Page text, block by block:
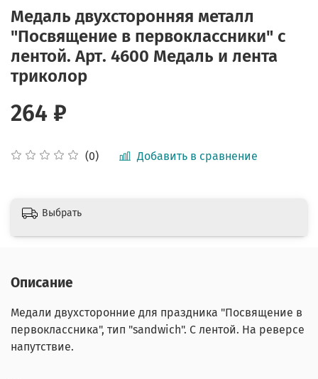
Медаль двухсторонняя металл
"Посвящение в первоклассники" с
лентой. Арт. 4600 Медаль и лента
триколор
(0) Добавить в сравнение
264 ₽
Выбрать
Описание
Медали двухсторонние для праздника "Посвящение в
первоклассника", тип "sandwich". С лентой. На реверсе
напутствие.